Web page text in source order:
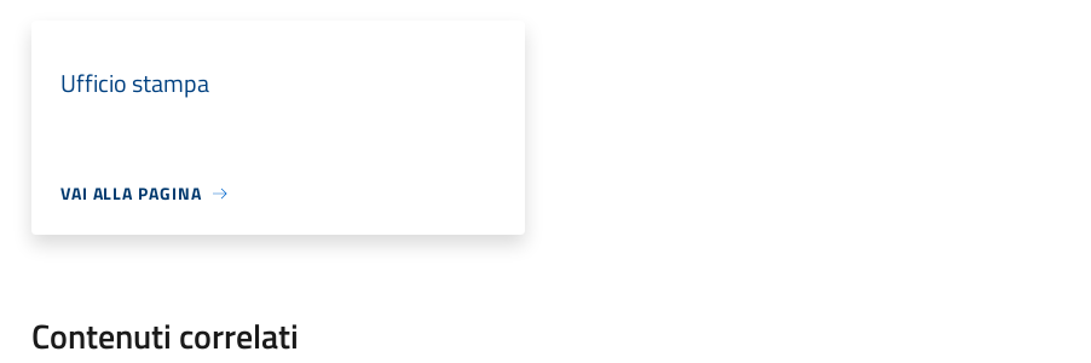
Ufficio stampa
VAI ALLA PAGINA
Contenuti correlati